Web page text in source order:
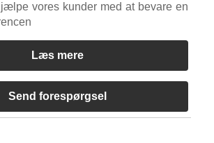
vores kunder med at bevare en
Læs mere
Send forespørgsel